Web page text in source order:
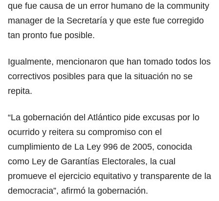
que fue causa de un error humano de la community
manager de la Secretaría y que este fue corregido
tan pronto fue posible.
Igualmente, mencionaron que han tomado todos los
correctivos posibles para que la situación no se
repita.
“La gobernación del Atlántico pide excusas por lo
ocurrido y reitera su compromiso con el
cumplimiento de La Ley 996 de 2005, conocida
como Ley de Garantías Electorales, la cual
promueve el ejercicio equitativo y transparente de la
democracia”, afirmó la gobernación.